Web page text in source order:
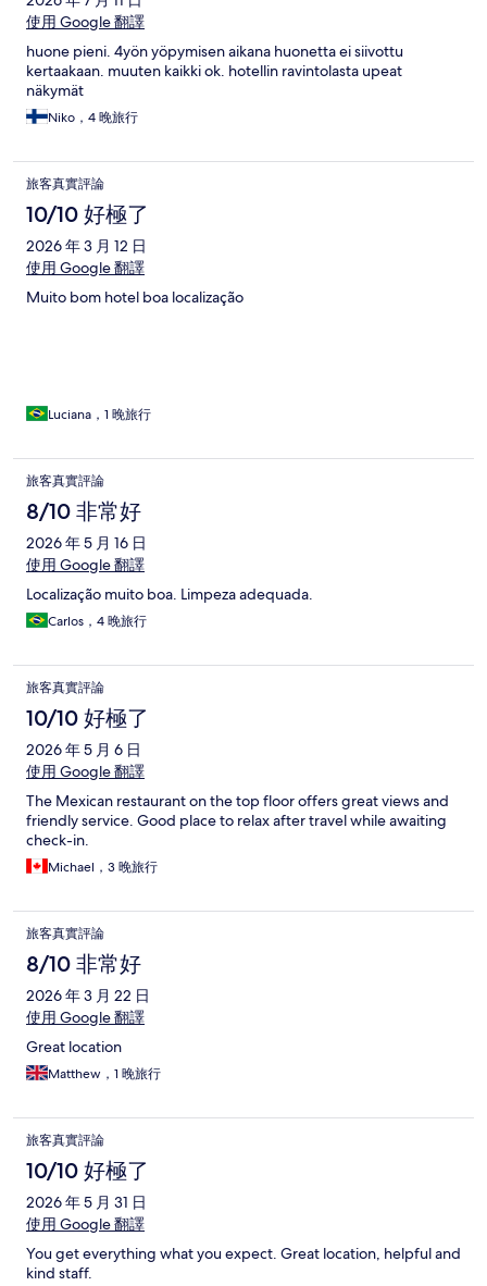
使用 Google 翻譯
huone pieni. 4yön yöpymisen aikana huonetta ei siivottu
kertaakaan. muuten kaikki ok. hotellin ravintolasta upeat
näkymät
Niko，4 晚旅行
旅客真實評論
10/10 好極了
2026 年 3 月 12 日
使用 Google 翻譯
Muito bom hotel boa localização
Luciana，1 晚旅行
旅客真實評論
8/10 非常好
2026 年 5 月 16 日
使用 Google 翻譯
Localização muito boa. Limpeza adequada.
Carlos，4 晚旅行
旅客真實評論
10/10 好極了
2026 年 5 月 6 日
使用 Google 翻譯
The Mexican restaurant on the top floor offers great views and
friendly service. Good place to relax after travel while awaiting
check-in.
Michael，3 晚旅行
旅客真實評論
8/10 非常好
2026 年 3 月 22 日
使用 Google 翻譯
Great location
Matthew，1 晚旅行
旅客真實評論
10/10 好極了
2026 年 5 月 31 日
使用 Google 翻譯
You get everything what you expect. Great location, helpful and
kind staff.